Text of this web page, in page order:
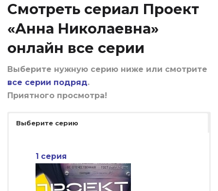
Смотреть сериал Проект
«Анна Николаевна»
онлайн все серии
Выберите нужную серию ниже или смотрите
все серии подряд.
Приятного просмотра!
Выберите серию
1 серия